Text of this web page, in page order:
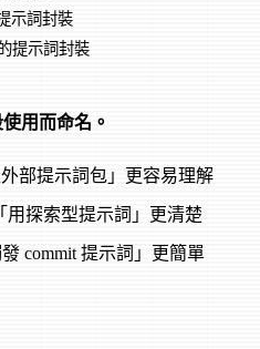
示詞封裝
提示詞封裝
用而命名。
部提示詞包」更容易理解
用探索型提示詞」更清楚
commit 提示詞」更簡單